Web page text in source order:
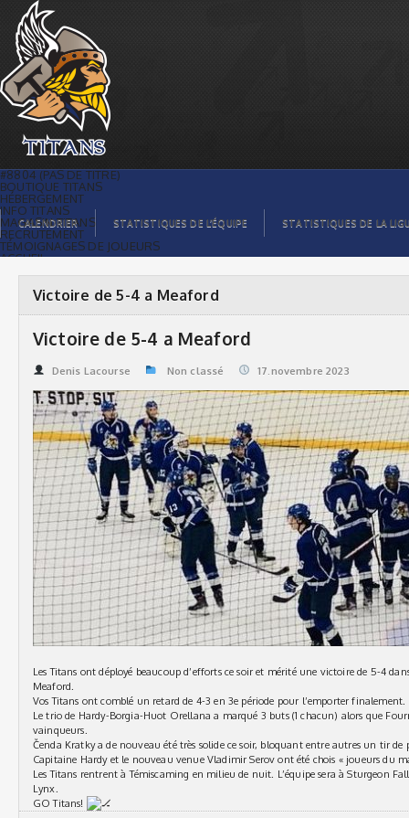
Victoire de 5-4 a Meaford | Titans de
témiscaming
#8804 (PAS DE TITRE)
BOUTIQUE TITANS
HÉBERGEMENT
INFO TITANS
MAGASIN TITANS
RECRUTEMENT
TÉMOIGNAGES DE JOUEURS
ACCUEIL
GALERIE PHOTOS
STATISTIQUES
ORGANISATION
CALENDRIER
COMMANDITAIRES
STATISTIQUES DE LA LIGUE
CALENDRIER STATISTIQUES DE L’ÉQUIPE STATISTIQUES DE LA
Victoire de 5-4 a Meaford
Victoire de 5-4 a Meaford
Denis Lacourse Non classé 17.novembre 2023
Les Titans ont déployé beaucoup d’efforts ce soir et mérité une victoire de 5-4
Meaford.
Vos Titans ont comblé un retard de 4-3 en 3e période pour l’emporter finalement.
Le trio de Hardy-Borgia-Huot Orellana a marqué 3 buts (1 chacun) alors que
vainqueurs.
Čenda Kratky a de nouveau été très solide ce soir, bloquant entre autres un tir
Capitaine Hardy et le nouveau venue Vladimir Serov ont été chois « joueurs du
Les Titans rentrent à Témiscaming en milieu de nuit. L’équipe sera à Sturgeon
Lynx.
GO Titans!